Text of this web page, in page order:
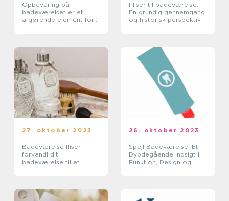
Opbevaring på
badeværelset er et
afgørende element for
Fliser til badeværelse:
En grundig gennemgang
og historisk perspektiv
27. oktober 2023
Badeværelse fliser
forvandl dit
badeværelse til et
26. oktober 2023
Spejl Badeværelse: Et
Dybdegående Indsigt i
Funktion, Design og